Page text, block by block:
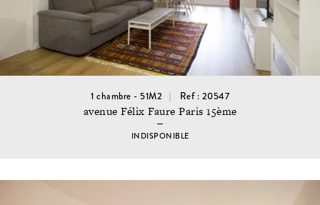
1 chambre - 51M2 Ref : 20547
avenue Félix Faure Paris 15ème
INDISPONIBLE